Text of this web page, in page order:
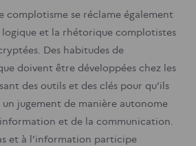
complotisme se réclame également
logique et la rhétorique complotistes
Des habitudes de
doivent être développées chez les
des outils et des clés pour qu’ils
jugement de manière autonome
et de la communication.
et à l’information participe